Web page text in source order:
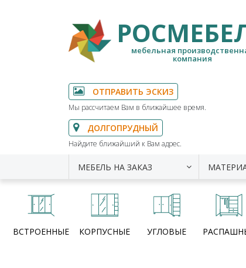
мебельная
компания
ОТПРАВИТЬ ЭСКИЗ
Мы рассчитаем Вам в ближайшее время.
ДОЛГОПРУДНЫЙ
Найдите ближайший к Вам адрес.
МЕБЕЛЬ НА ЗАКАЗ
ВСТРОЕННЫЕ КОРПУСНЫЕ УГЛОВЫЕ